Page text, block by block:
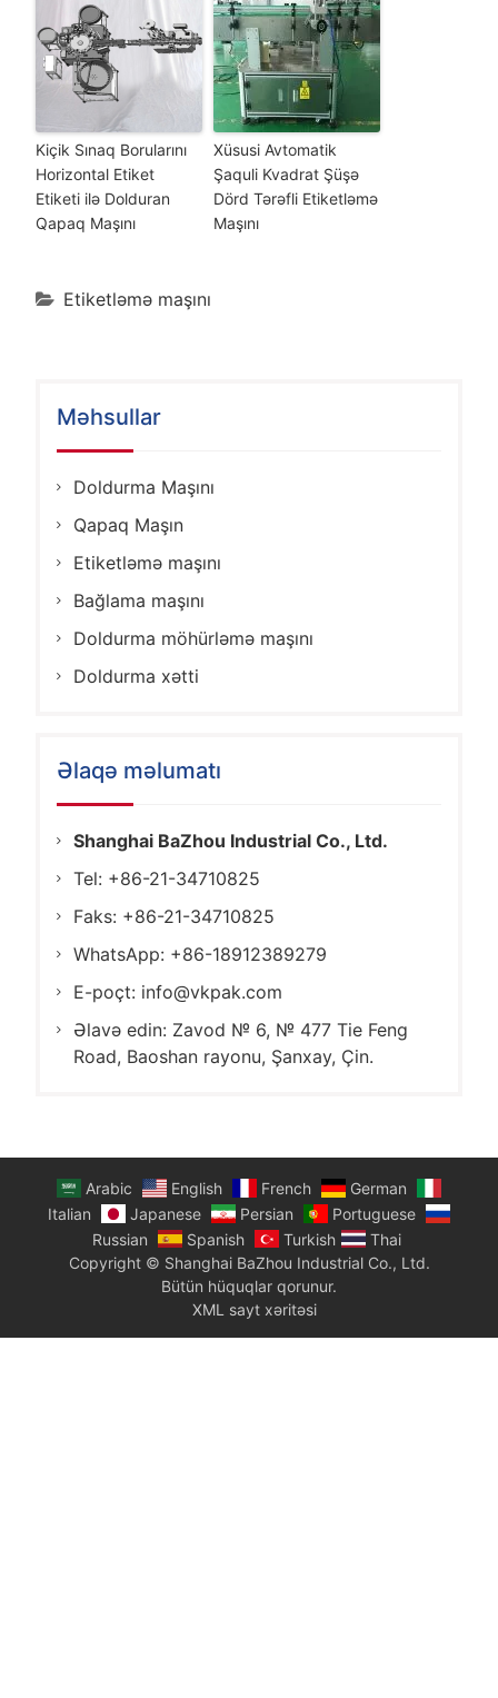
Kiçik Sınaq Borularını
Horizontal Etiket
Etiketi ilə Dolduran
Qapaq Maşını
Xüsusi Avtomatik
Şaquli Kvadrat Şüşə
Dörd Tərəfli Etiketləmə
Maşını
Etiketləmə maşını
Məhsullar
Doldurma Maşını
Qapaq Maşın
Etiketləmə maşını
Bağlama maşını
Doldurma möhürləmə maşını
Doldurma xətti
Əlaqə məlumatı
Shanghai BaZhou Industrial Co., Ltd.
Tel: +86-21-34710825
Faks: +86-21-34710825
WhatsApp: +86-18912389279
E-poçt: info@vkpak.com
Əlavə edin: Zavod № 6, № 477 Tie Feng
Road, Baoshan rayonu, Şanxay, Çin.
Arabic English French
German
Italian
Japanese Persian
Portuguese
Russian
Spanish Turkish
Thai
Copyright © Shanghai BaZhou Industrial Co., Ltd.
Bütün hüquqlar qorunur.
XML sayt xəritəsi